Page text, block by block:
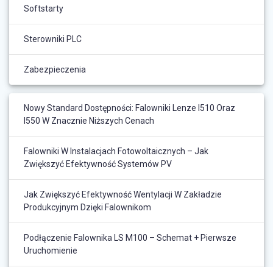
Softstarty
Sterowniki PLC
Zabezpieczenia
Nowy Standard Dostępności: Falowniki Lenze I510 Oraz
I550 W Znacznie Niższych Cenach
Falowniki W Instalacjach Fotowoltaicznych – Jak
Zwiększyć Efektywność Systemów PV
Jak Zwiększyć Efektywność Wentylacji W Zakładzie
Produkcyjnym Dzięki Falownikom
Podłączenie Falownika LS M100 – Schemat + Pierwsze
Uruchomienie